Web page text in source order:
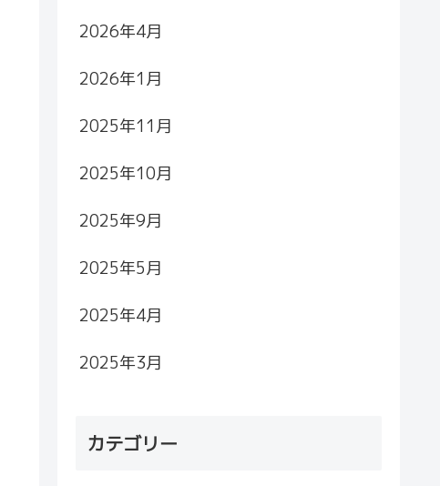
2026年4月
2026年1月
2025年11月
2025年10月
2025年9月
2025年5月
2025年4月
2025年3月
カテゴリー